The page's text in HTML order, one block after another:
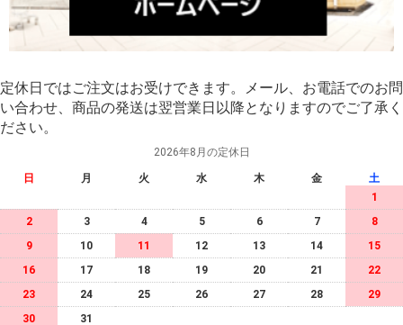
定休日ではご注文はお受けできます。メール、お電話でのお問
い合わせ、商品の発送は翌営業日以降となりますのでご了承く
ださい。
2026年8月の定休日
日 月 火 水 木 金
土
1
2
3 4 5 6 7
8
9
10 11 12 13 14
15
16
17 18 19 20 21
22
23
24 25 26 27 28
29
30
31